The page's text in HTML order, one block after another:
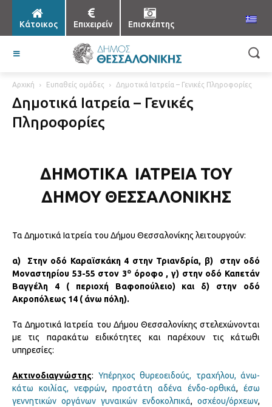
Κάτοικος Επιχειρείν Επισκέπτης
Αρχική Ευπαθείς ομάδες Δημοτικά Ιατρεία – Γενικές Πληροφορίες
Δημοτικά Ιατρεία – Γενικές
Πληροφορίες
ΔΗΜΟΤΙΚΑ ΙΑΤΡΕΙΑ ΤΟΥ
ΔΗΜΟΥ ΘΕΣΣΑΛΟΝΙΚΗΣ
Τα Δημοτικά Ιατρεία του Δήμου Θεσσαλονίκης λειτουργούν:
α) Στην οδό Καραϊσκάκη 4 στην Τριανδρία, β) στην οδό
Μοναστηρίου 53-55 στον 3ο όροφο , γ) στην οδό Καπετάν
Βαγγέλη 4 ( περιοχή Βαφοπούλειο) και δ) στην οδό
Ακροπόλεως 14 ( άνω πόλη).
Τα Δημοτικά Ιατρεία του Δήμου Θεσσαλονίκης στελεχώνονται
με τις παρακάτω ειδικότητες και παρέχουν τις κάτωθι
υπηρεσίες:
Ακτινοδιαγνώστης: Υπέρηχος θυρεοειδούς, τραχήλου, άνω-
κάτω κοιλίας, νεφρών, προστάτη αδένα ένδο-ορθικά, έσω
γεννητικών οργάνων γυναικών ενδοκολπικά, οσχέου/όρχεων,